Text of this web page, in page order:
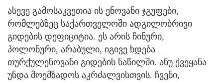
ასევე გამოსაკვეთია ის ენოვანი ჯგუფები,
რომლებზეც საქართველოში ადგილობრივი
გიდების დეფიციტია. ეს არის ჩინური,
პოლონური, არაბული, იგივე ხდება
თურქულენოვანი გიდების ნაწილში. ანუ ქვეყანა
უნდა მოემზადოს აკრძალვისთვის. ჩვენი,